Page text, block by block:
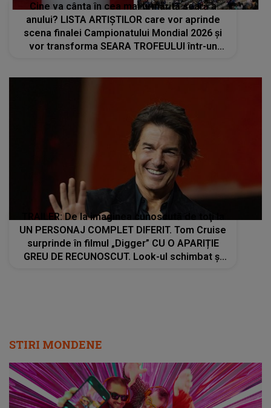
Cine va cânta în cea mai urmărită seară a
anului? LISTA ARTIȘTILOR care vor aprinde
scena finalei Campionatului Mondial 2026 și
vor transforma SEARA TROFEULUI într-un
TRAILER: De la imaginea cunoscută de toţi la
UN PERSONAJ COMPLET DIFERIT. Tom Cruise
surprinde în filmul „Digger” CU O APARIȚIE
GREU DE RECUNOSCUT. Look-ul schimbat şi
STIRI MONDENE